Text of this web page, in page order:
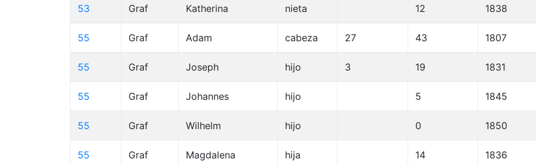
53 Graf Katherina nieta 12 1838
55 Graf Adam cabeza 27 43 1807
55 Graf Joseph hijo 3 19 1831
55 Graf Johannes hijo 5 1845
55 Graf Wilhelm hijo 0 1850
55 Graf Magdalena hija 14 1836